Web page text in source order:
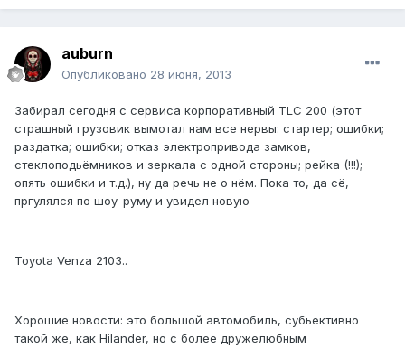
auburn
Опубликовано 28 июня, 2013
Забирал сегодня с сервиса корпоративный TLC 200 (этот
страшный грузовик вымотал нам все нервы: стартер; ошибки;
раздатка; ошибки; отказ электропривода замков,
стеклоподьёмников и зеркала с одной стороны; рейка (!!!);
опять ошибки и т.д.), ну да речь не о нём. Пока то, да сё,
пргулялся по шоу-руму и увидел новую
Toyota Venza 2103..
Хорошие новости: это большой автомобиль, субьективно
такой же, как Hilander, но с более дружелюбным